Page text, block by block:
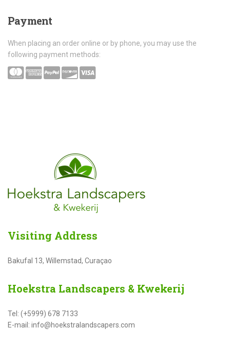
Payment
When placing an order online or by phone, you may use the
following payment methods:
Visiting Address
Bakufal 13, Willemstad, Curaçao
Hoekstra Landscapers & Kwekerij
Tel: (+5999) 678 7133
E-mail: info@hoekstralandscapers.com